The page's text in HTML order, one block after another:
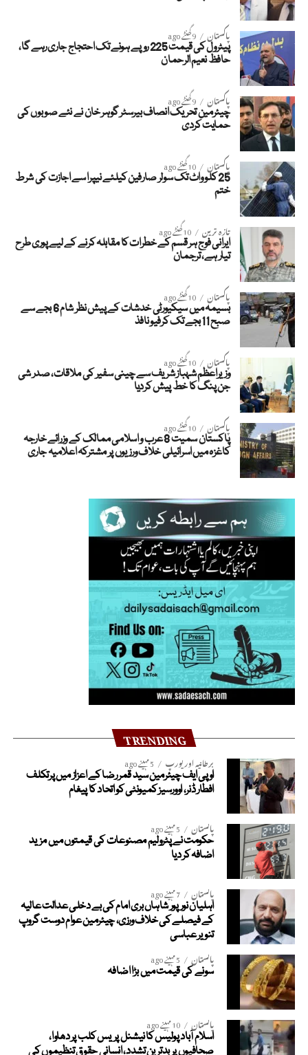
پاکستان 9 گھنٹے ago
پیٹرول کی قیمت 225 روپے ہونے تک احتجاج جاری رہے گا،
حافظ نعیم الرحمان
پاکستان 9 گھنٹے ago
چیئرمین تحریک انصاف بیرسٹر گوہر خان نے نئے صوبوں کی
حمایت کردی
پاکستان 10 گھنٹے ago
25 کلو واٹ تک سولر صارفین کیلئے نیپرا سے اجازت کی شرط
ختم
تازہ ترین 10 گھنٹے ago
ایرانی فوج ہر قسم کے خطرات کا مقابلہ کرنے کے لیے پوری طرح
تیار ہے، ترجمان
پاکستان 10 گھنٹے ago
بسیمہ میں سیکیورٹی خدشات کے پیش نظر شام 6 بجے سے
صبح 11 بجے تک کرفیو نافذ
پاکستان 10 گھنٹے ago
وزیراعظم شہباز شریف سے چینی سفیر کی ملاقات، صدر شی
جن پنگ کا خط پیش کردیا
پاکستان 10 گھنٹے ago
پاکستان سمیت 8 عرب و اسلامی ممالک کے وزرائے خارجہ
کاغزہ میں اسرائیلی خلاف ورزیوں پر مشترکہ اعلامیہ جاری
TRENDING
برطانیہ اور یورپ 5 مہینے ago
او پی ایف چیئرمین سید قمر رضا کے اعزاز میں پرتکلف
افطار ڈنر، اوورسیز کمیونٹی کو اتحاد کا پیغام
پاکستان 5 مہینے ago
حکومت نے پٹرولیم مصنوعات کی قیمتوں میں مزید
اضافہ کر دیا
پاکستان 7 مہینے ago
اہلیان نورپور شاہاں بری امام کی بے دخلی عدالت عالیہ
کے فیصلے کی خلاف ورزی، چیئرمین عوام دوست گروپ
تنویر عباسی
پاکستان 5 مہینے ago
سونے کی قیمت میں بڑا اضافہ
پاکستان 10 مہینے ago
اسلام آباد پولیس کا نیشنل پریس کلب پر دھاوا،
صحافیوں پر بدترین تشدد، انسانی حقوق تنظیموں کی